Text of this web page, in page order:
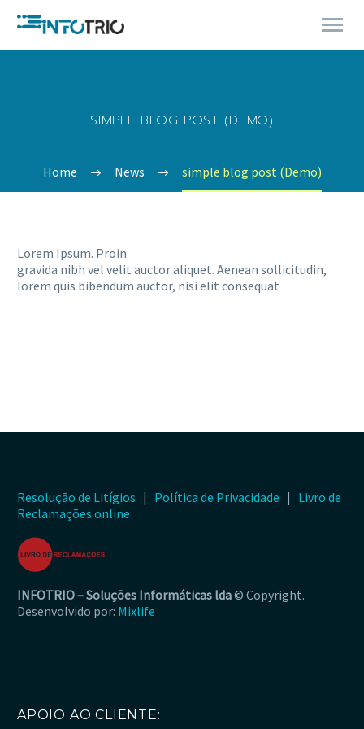
SIMPLE BLOG POST (DEMO)
Home News simple blog post (Demo)
Lorem Ipsum. Proin
gravida nibh vel velit auctor aliquet. Aenean sollicitudin,
lorem quis bibendum auctor, nisi elit consequat
Resolução de Litígios | Política de Privacidade | Livro de
Reclamações online
INFOTRIO –Soluções Informáticas lda© Copyright.
Desenvolvido por: Mixlife
APOIO AO CLIENTE: